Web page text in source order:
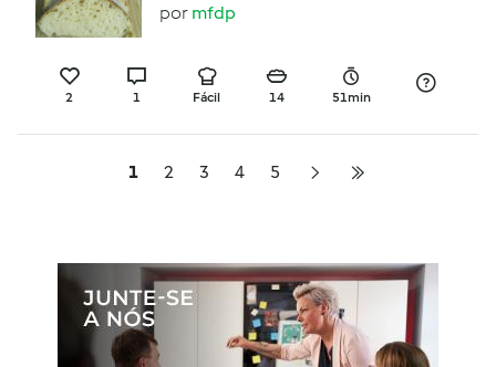
por mfdp
2 1 Fácil 14 51min
1 2 3 4 5